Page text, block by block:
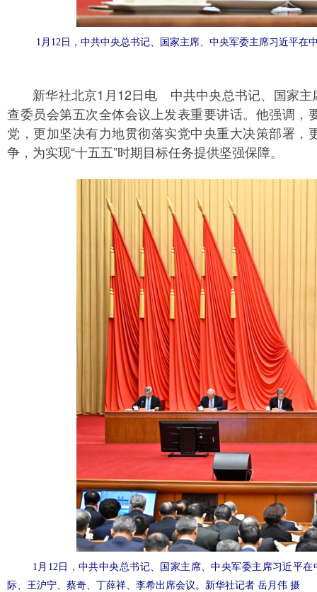
1月12日，中共中央总书记、国家主席、中央军委主席习近平
新华社北京1月12日电 中共中央总书记、国家主
查委员会第五次全体会议上发表重要讲话。他强调
党，更加坚决有力地贯彻落实党中央重大决策部署
争，为实现“十五五”时期目标任务提供坚强保障。
1月12日，中共中央总书记、国家主席、中央军委主席习近平
际、王沪宁、蔡奇、丁薛祥、李希出席会议。新华社记者 岳月伟 摄